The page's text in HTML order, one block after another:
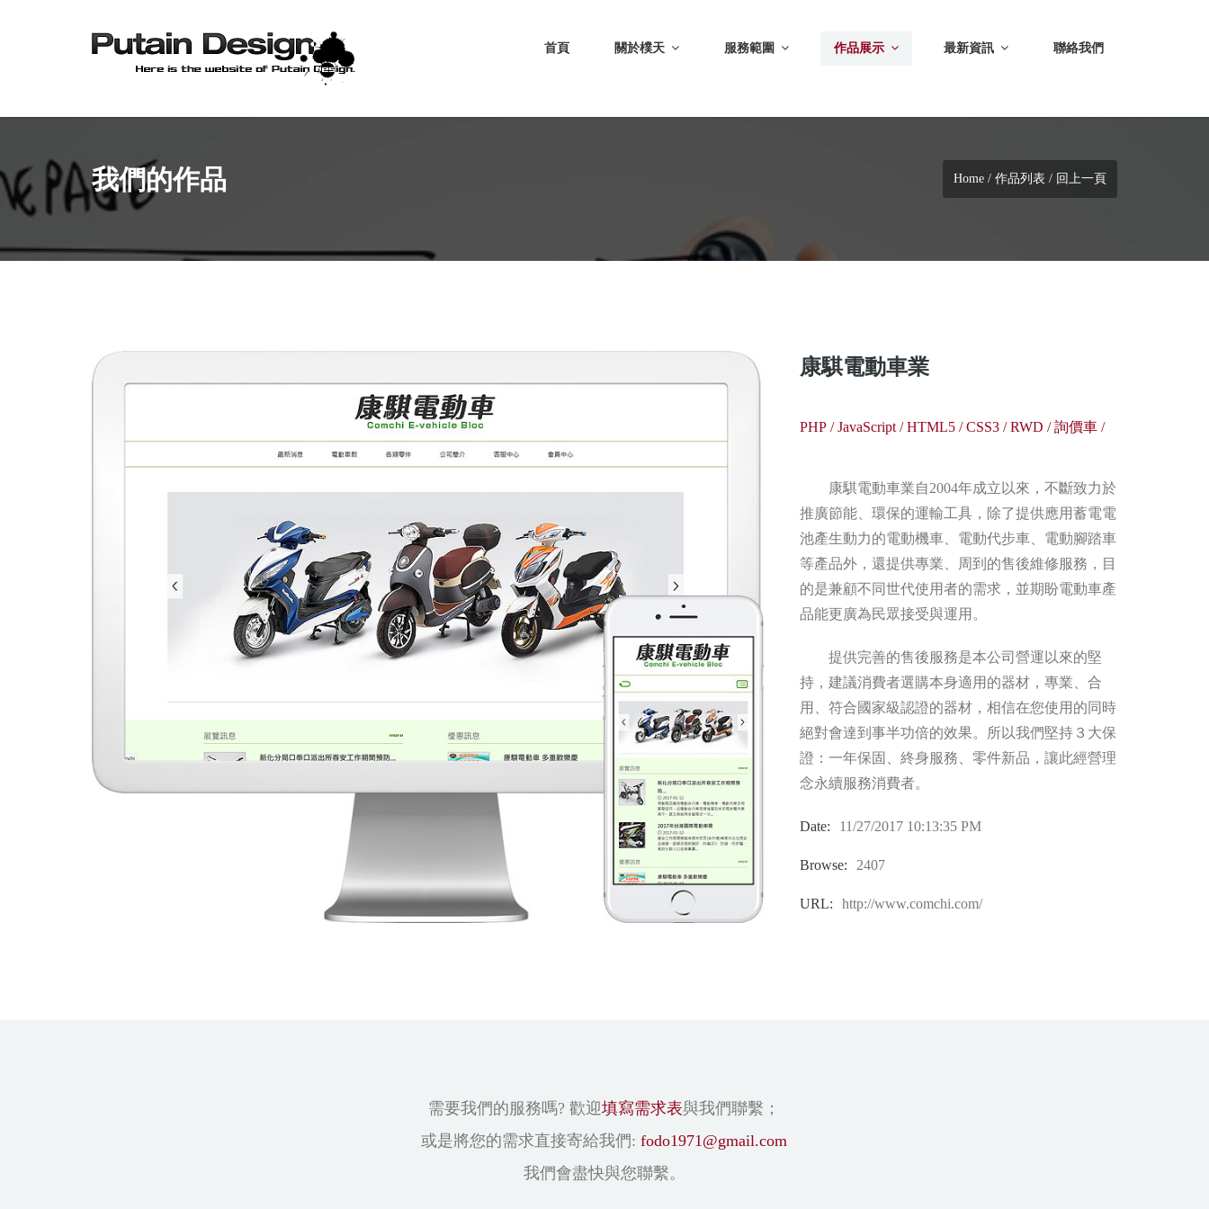
首頁 關於樸天 服務範圍 作品展示 最新資訊 聯絡我們
我們的作品 Home / 作品列表 / 回上一頁
康騏電動車業
PHP/JavaScript/HTML5/CSS3/RWD /詢價車/
康騏電動車業自2004年成立以來，不斷致力於
推廣節能、環保的運輸工具，除了提供應用蓄電電
池產生動力的電動機車、電動代步車、電動腳踏車
等產品外，還提供專業、周到的售後維修服務，目
的是兼顧不同世代使用者的需求，並期盼電動車產
品能更廣為民眾接受與運用。
提供完善的售後服務是本公司營運以來的堅
持，建議消費者選購本身適用的器材，專業、合
用、符合國家級認證的器材，相信在您使用的同時
絕對會達到事半功倍的效果。所以我們堅持３大保
證：一年保固、終身服務、零件新品，讓此經營理
念永續服務消費者。
Date: 11/27/2017 10:13:35 PM
Browse: 2407
URL: http://www.comchi.com/
需要我們的服務嗎? 歡迎填寫需求表與我們聯繫；
或是將您的需求直接寄給我們:fodo1971@gmail.com
我們會盡快與您聯繫。